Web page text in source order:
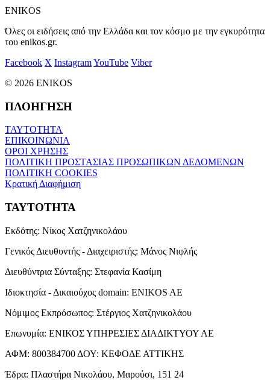
ENIKOS
Όλες οι ειδήσεις από την Ελλάδα και τον κόσμο με την εγκυρότητα
του enikos.gr.
Facebook X InstagramYouTube Viber
© 2026 ENIKOS
ΠΛΟΗΓΗΣΗ
ΤΑΥΤΟΤΗΤΑ
ΕΠΙΚΟΙΝΩΝΙΑ
ΟΡΟΙ ΧΡΗΣΗΣ
ΠΟΛΙΤΙΚΗ ΠΡΟΣΤΑΣΙΑΣ ΠΡΟΣΩΠΙΚΩΝ ΔΕΔΟΜΕΝΩΝ
ΠΟΛΙΤΙΚΗ COOKIES
Κρατική Διαφήμιση
ΤΑΥΤΟΤΗΤΑ
Εκδότης: Νίκος Χατζηνικολάου
Γενικός Διευθυντής - Διαχειριστής: Μάνος Νιφλής
Διευθύντρια Σύνταξης: Στεφανία Κασίμη
Ιδιοκτησία - Δικαιούχος domain: ENIKOS AE
Νόμιμος Εκπρόσωπος: Στέργιος Χατζηνικολάου
Επωνυμία: ΕΝΙΚΟΣ ΥΠΗΡΕΣΙΕΣ ΔΙΑΔΙΚΤΥΟΥ ΑΕ
ΑΦΜ: 800384700 ΔΟΥ: ΚΕΦΟΔΕ ΑΤΤΙΚΗΣ
Έδρα: Πλαστήρα Νικολάου, Μαρούσι, 151 24